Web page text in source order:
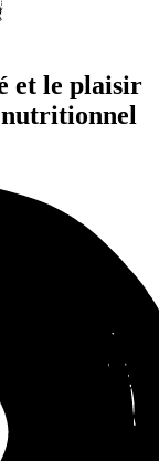
et le plaisir
nutritionnel